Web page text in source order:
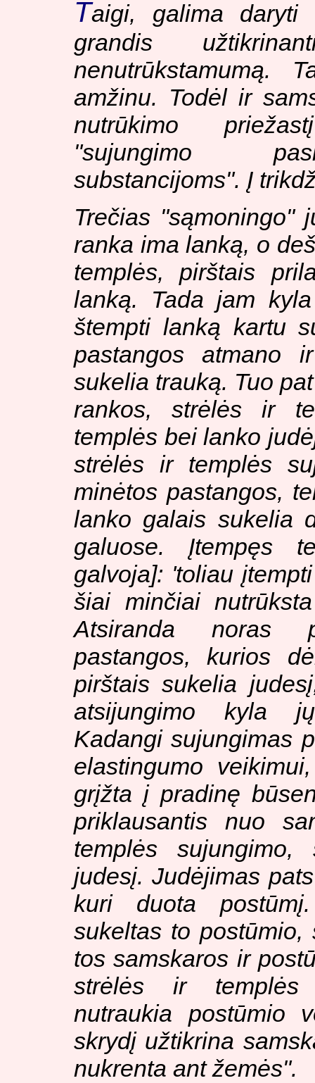
Taigi, galima daryti
grandis
nenutrūkstamumą.
amžinu. Todėl ir
nutrūkimo
"sujungimo
substancijoms". Į
Trečias "sąmoningo"
ranka ima lanką, o
templės, pirštais
lanką. Tada jam
štempti lanką kartu
pastangos atmano
sukelia trauką. Tuo
rankos, strėlės ir
templės bei lanko
strėlės ir templės
minėtos pastangos,
lanko galais sukelia
galuose. Įtempęs
galvoja]: 'toliau
šiai minčiai
Atsiranda noras
pastangos, kurios
pirštais sukelia
atsijungimo kyla
Kadangi sujungimas
elastingumo
grįžta į pradinę
priklausantis nuo
templės
judesį. Judėjimas
kuri duota
sukeltas to postūmio,
tos samskaros ir
strėlės ir templės
nutraukia postūmio
skrydį užtikrina
nukrenta ant žemės".